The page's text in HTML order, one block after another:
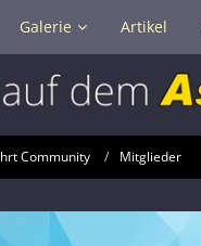
Galerie Artikel
Community Mitglieder